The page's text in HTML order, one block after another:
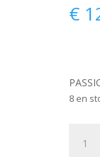
€
8 en